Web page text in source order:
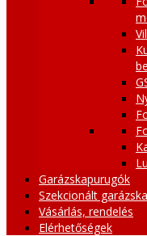
Garázskapurugók
Szekcionált
Vásárlás, rendelés
Elérhetőségek